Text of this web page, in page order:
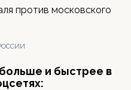
против московского
и быстрее в